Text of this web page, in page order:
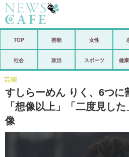
芸能
コメントポスト
TOP 芸能 女性
社会 政治 スポーツ 健
すしらーめん りく、6つに
「想像以上」「二度見し
像
芸能